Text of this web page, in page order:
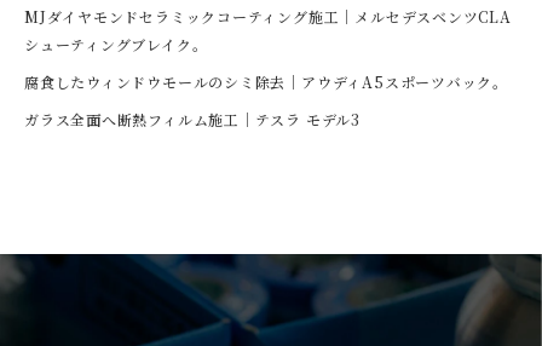
MJダイヤモンドセラミックコーティング施工｜メルセデスベンツCLA
シューティングブレイク。
腐食したウィンドウモールのシミ除去｜アウディA5スポーツバック。
ガラス全面へ断熱フィルム施工｜テスラ モデル3